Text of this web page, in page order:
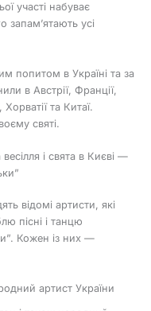
участі набуває
запам’ятають усі
попитом в Україні та за
в Австрії, Франції,
та Китаї.
святі.
і свята в Києві —
відомі артисти, які
пісні і танцю
Кожен із них —
артист України